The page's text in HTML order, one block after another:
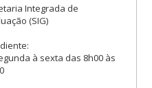
Integrada de
(SIG)
à sexta das 8h00 às